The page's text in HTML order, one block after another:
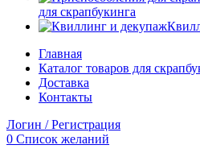
для скрапбукинга
Главная
Каталог товаров для
Доставка
Контакты
Логин / Регистрация
0 Список желаний